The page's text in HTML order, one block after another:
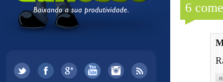
6